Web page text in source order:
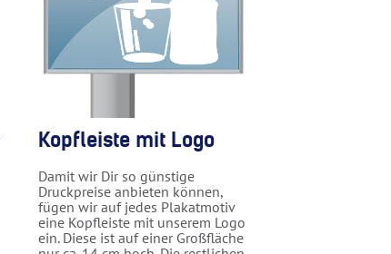
Kopfleiste mit Logo
Damit wir Dir so günstige
Druckpreise anbieten können,
fügen wir auf jedes Plakatmotiv
eine Kopfleiste mit unserem Logo
ein. Diese ist auf einer Großfläche